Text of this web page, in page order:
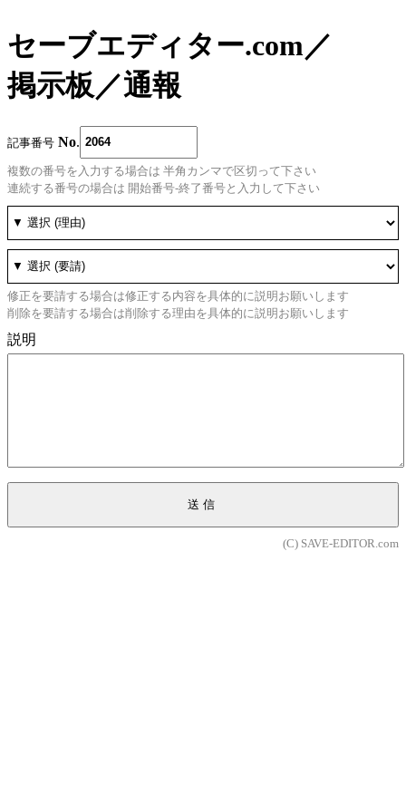
セーブエディター.com／
掲示板／通報
記事番号 No
複数の番号を入力する場合は 半角カンマで区切って下さい
連続する番号の場合は 開始番号-終了番号と入力して下さい
修正を要請する場合は修正する内容を具体的に説明お願いします
削除を要請する場合は削除する理由を具体的に説明お願いします
説明
送信
(C) SAVE-EDITOR.com